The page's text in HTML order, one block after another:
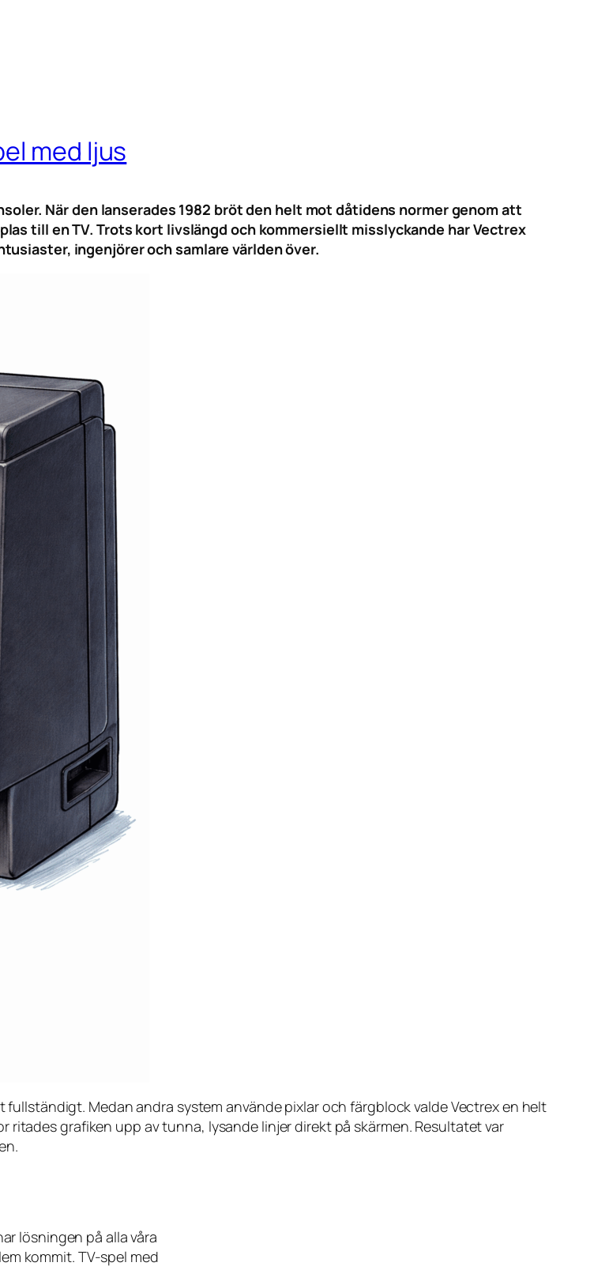
med ljus
När den lanserades 1982 bröt den helt mot dåtidens normer genom att
till en TV. Trots kort livslängd och kommersiellt misslyckande har Vectrex
ingenjörer och samlare världen över.
Medan andra system använde pixlar och färgblock valde Vectrex en helt
grafiken upp av tunna, lysande linjer direkt på skärmen. Resultatet var
lösningen på alla våra
kommit. TV-spel med